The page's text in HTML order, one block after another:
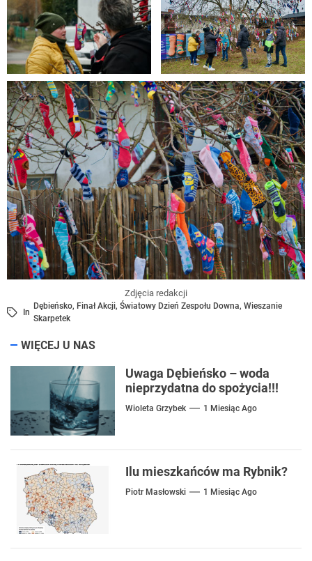
Zdjęcia redakcji
In
Dębieńsko, Finał Akcji, Światowy Dzień Zespołu Downa, Wieszanie
Skarpetek
WIĘCEJ U NAS
Uwaga Dębieńsko – woda
nieprzydatna do spożycia!!!
Wioleta Grzybek 1 Miesiąc Ago
Ilu mieszkańców ma Rybnik?
Piotr Masłowski 1 Miesiąc Ago